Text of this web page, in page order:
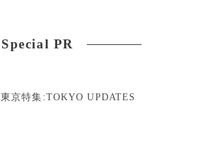
Special PR
東京特集:TOKYO UPDATES